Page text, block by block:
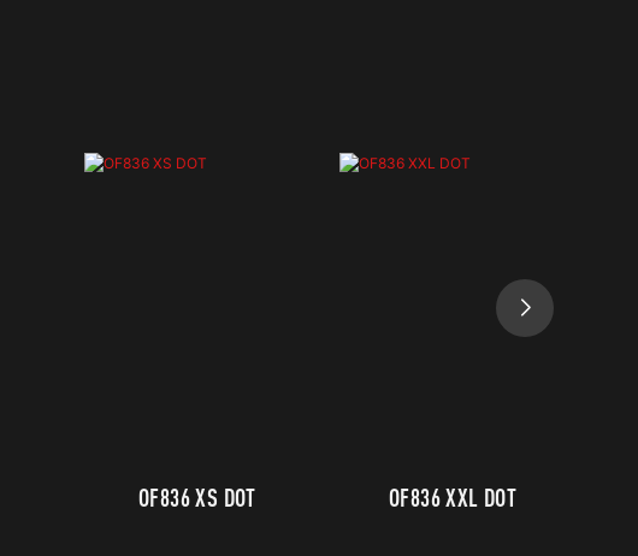
OF836 XS DOT OF836 XXL DOT